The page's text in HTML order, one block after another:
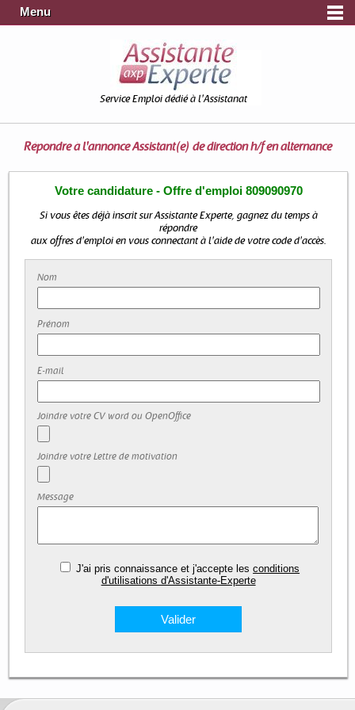
Menu
Service Emploi dédié à l'Assistanat
Répondre à l'annonceAssistant(e) de direction h/f en alternance
Votre candidature - Offre d'emploi 809090970
Si vous êtes déjà inscrit sur Assistante Experte, gagnez du temps à
répondre
aux offres d'emploi en vous connectant à l'aide de votre code d'accès.
Nom
Prénom
E-mail
Joindre votre CV word ou OpenOffice
Joindre votre Lettre de motivation
Message
J'ai pris connaissance et j'accepte lesconditions
d'utilisations d'Assistante-Experte